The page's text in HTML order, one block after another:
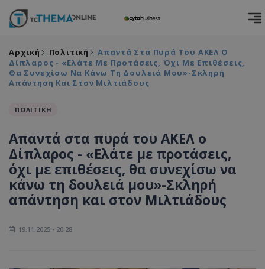
Αρχική Πολιτική
Απαντά Στα Πυρά Του ΑΚΕΛ Ο
Δίπλαρος - «Ελάτε Με Προτάσεις, Όχι Με Επιθέσεις,
Θα Συνεχίσω Να Κάνω Τη Δουλειά Μου»-Σκληρή
Απάντηση Και Στον Μιλτιάδους
ΠΟΛΙΤΙΚΗ
Απαντά στα πυρά του ΑΚΕΛ ο
Δίπλαρος - «Ελάτε με προτάσεις,
όχι με επιθέσεις, θα συνεχίσω να
κάνω τη δουλειά μου»-Σκληρή
απάντηση και στον Μιλτιάδους
19.11.2025 - 20:28